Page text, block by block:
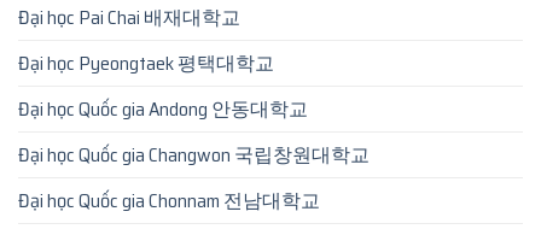
Đại học Pai Chai 배재대학교
Đại học Pyeongtaek 평택대학교
Đại học Quốc gia Andong 안동대학교
Đại học Quốc gia Changwon 국립창원대학교
Đại học Quốc gia Chonnam 전남대학교